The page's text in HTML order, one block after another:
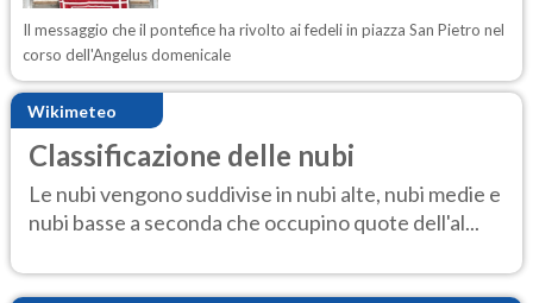
Il messaggio che il pontefice ha rivolto ai fedeli in piazza San Pietro nel
corso dell'Angelus domenicale
Wikimeteo
Classificazione delle nubi
Le nubi vengono suddivise in nubi alte, nubi medie e
nubi basse a seconda che occupino quote dell'al...